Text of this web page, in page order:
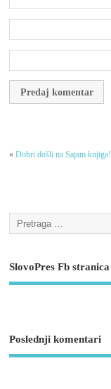
«Dobri došli na Sajam knjiga!
SlovoPres Fb stranica
Poslednji komentari